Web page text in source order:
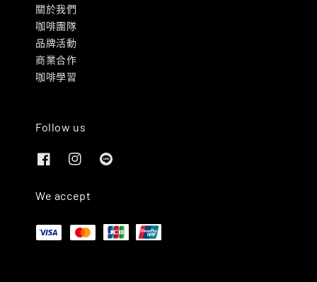
關於我們
咖啡團隊
品牌活動
商業合作
咖啡學習
Follow us
We accept